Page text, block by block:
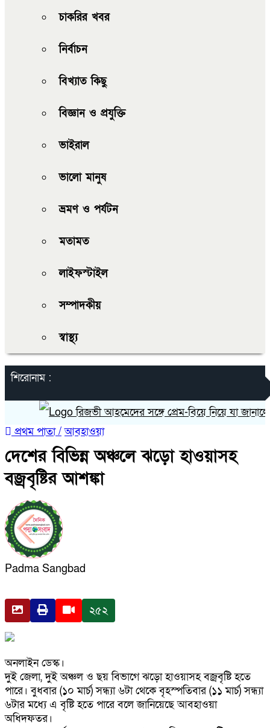
চাকরির খবর
নির্বাচন
বিখ্যাত কিছু
বিজ্ঞান ও প্রযুক্তি
ভাইরাল
ভালো মানুষ
ভ্রমণ ও পর্যটন
মতামত
লাইফস্টাইল
সম্পাদকীয়
স্বাস্থ্য
শিরোনাম :
রিজভী আহমেদের সঙ্গে প্রেম-বিয়ে নিয়ে যা জানালেন
প্রথম পাতা / আবহাওয়া
দেশের বিভিন্ন অঞ্চলে ঝড়ো হাওয়াসহ
বজ্রবৃষ্টির আশঙ্কা
Padma Sangbad
২৫২
অনলাইন ডেস্ক।
দুই জেলা, দুই অঞ্চল ও ছয় বিভাগে ঝড়ো হাওয়াসহ বজ্রবৃষ্টি হতে
পারে। বুধবার (১০ মার্চ) সন্ধ্যা ৬টা থেকে বৃহস্পতিবার (১১ মার্চ) সন্ধ্যা
৬টার মধ্যে এ বৃষ্টি হতে পারে বলে জানিয়েছে আবহাওয়া
অধিদফতর।